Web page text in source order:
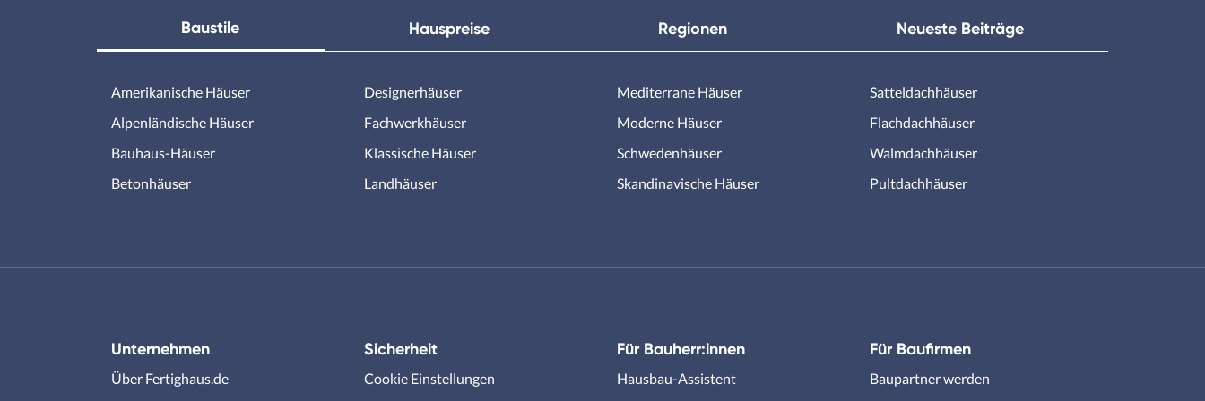
Baustile Hauspreise Regionen Neueste Beiträge
Amerikanische Häuser
Alpenländische Häuser
Bauhaus-Häuser
Betonhäuser
Designerhäuser
Fachwerkhäuser
Klassische Häuser
Landhäuser
Mediterrane Häuser
Moderne Häuser
Schwedenhäuser
Skandinavische Häuser
Satteldachhäuser
Flachdachhäuser
Walmdachhäuser
Pultdachhäuser
Unternehmen
Über Fertighaus.de
Sicherheit
Cookie Einstellungen
Für Bauherr:innen
Hausbau-Assistent
Für Baufirmen
Baupartner werden